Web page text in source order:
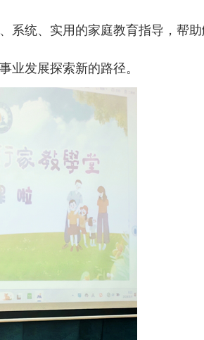
系统、实用的家庭教育指导，帮
业发展探索新的路径。